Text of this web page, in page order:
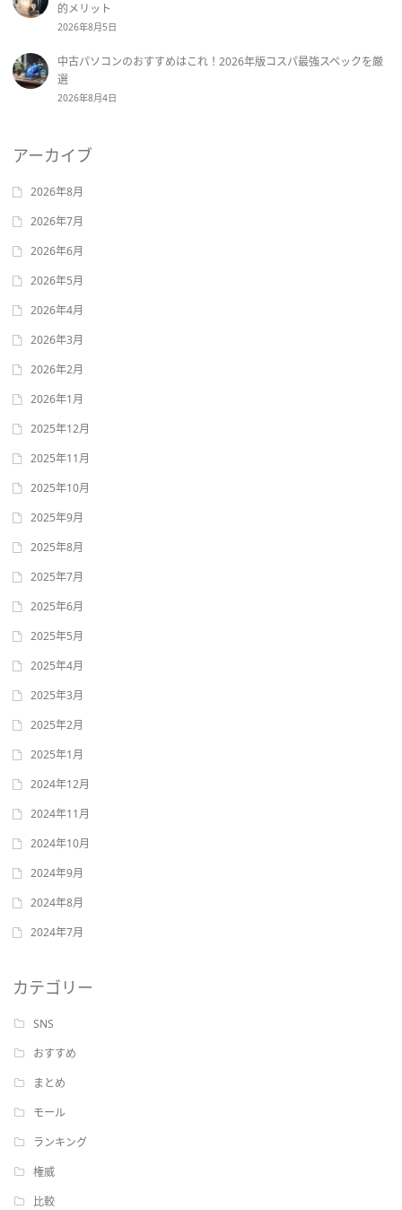
的メリット
2026年8月5日
中古パソコンのおすすめはこれ！2026年版コスパ最強スペックを厳
選
2026年8月4日
アーカイブ
2026年8月
2026年7月
2026年6月
2026年5月
2026年4月
2026年3月
2026年2月
2026年1月
2025年12月
2025年11月
2025年10月
2025年9月
2025年8月
2025年7月
2025年6月
2025年5月
2025年4月
2025年3月
2025年2月
2025年1月
2024年12月
2024年11月
2024年10月
2024年9月
2024年8月
2024年7月
カテゴリー
SNS
おすすめ
まとめ
モール
ランキング
権威
比較